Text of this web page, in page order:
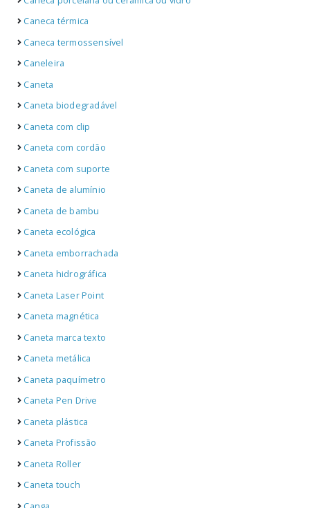
Caneca térmica
Caneca termossensível
Caneleira
Caneta
Caneta biodegradável
Caneta com clip
Caneta com cordão
Caneta com suporte
Caneta de alumínio
Caneta de bambu
Caneta ecológica
Caneta emborrachada
Caneta hidrográfica
Caneta Laser Point
Caneta magnética
Caneta marca texto
Caneta metálica
Caneta paquímetro
Caneta Pen Drive
Caneta plástica
Caneta Profissão
Caneta Roller
Caneta touch